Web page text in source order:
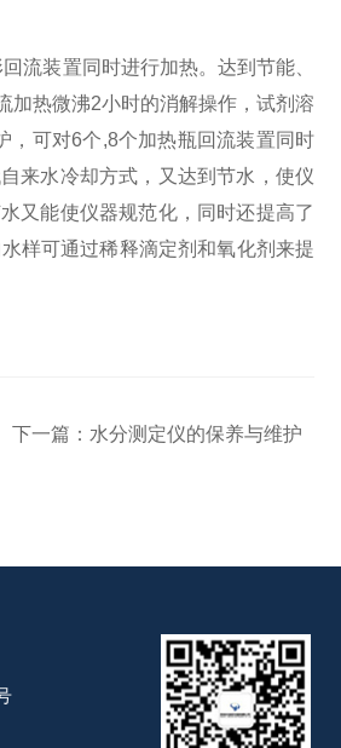
流装置同时进行加热。达到节能、
加热微沸2小时的消解操作，试剂溶
，可对6个,8个加热瓶回流装置同时
来水冷却方式，又达到节水，使仪
又能使仪器规范化，同时还提高了
样可通过稀释滴定剂和氧化剂来提
下一篇： 水分测定仪的保养与维护